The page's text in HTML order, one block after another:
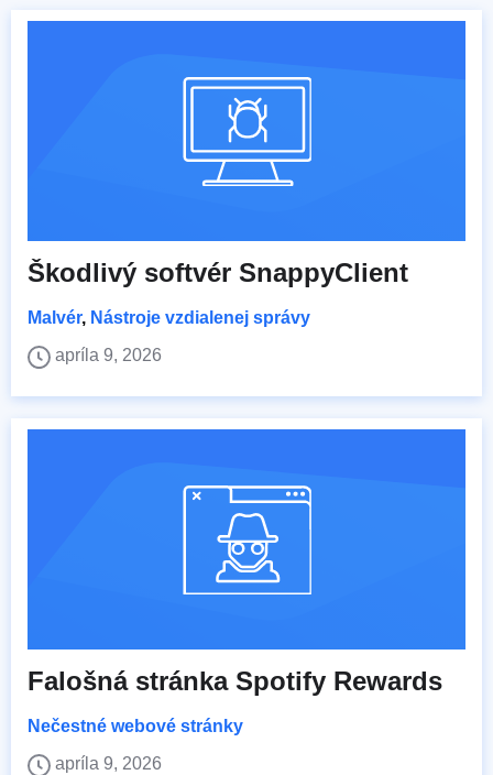
Škodlivý softvér SnappyClient
Malvér, Nástroje vzdialenej správy
apríla 9, 2026
Falošná stránka Spotify Rewards
Nečestné webové stránky
apríla 9, 2026